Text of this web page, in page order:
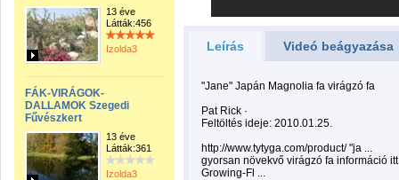
13 éve
Látták:456
Izolda3
FÁK-VIRÁGOK-
DALLAMOK Szegedi
Fűvészkert
13 éve
Látták:361
Izolda3
Leírás Videó beágyazása
"Jane" Japán Magnolia fa virágzó fa
Pat Rick ·
Feltöltés ideje: 2010.01.25.
http://www.tytyga.com/product/ "ja ...
gyorsan növekvő virágzó fa információ
Growing-Fl ...